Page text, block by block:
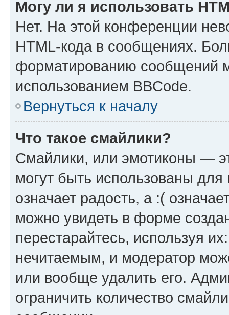
Могу ли я использовать
Нет. На этой конференции
HTML-кода в сообщениях.
форматированию сообщений
использованием BBCode.
Вернуться к началу
Что такое смайлики?
Смайлики, или эмотиконы —
могут быть использованы
означает радость, а :(
можно увидеть в форме
перестарайтесь, используя
нечитаемым, и модератор
или вообще удалить его.
ограничить количество